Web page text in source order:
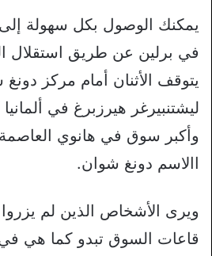
يمكنك الوصول بكل سهولة إلى
يتوقف الأثنان أمام مركز
ليشتنبيرغر هيرزبرغ في
وأكبر سوق في هانوي العاصمة
االاسم دونغ شوان.
ويرى الأشخاص الذين لم يزروا
قاعات السوق تبدو كما هي